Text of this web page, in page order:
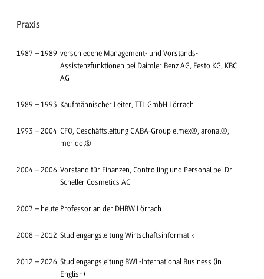
Praxis
1987 – 1989 verschiedene Management- und Vorstands-
Assistenzfunktionen bei Daimler Benz AG, Festo KG, KBC
AG
1989 – 1993 Kaufmännischer Leiter, TTL GmbH Lörrach
1993 – 2004 CFO, Geschäftsleitung GABA-Group elmex®, aronal®,
meridol®
2004 – 2006 Vorstand für Finanzen, Controlling und Personal bei Dr.
Scheller Cosmetics AG
2007 – heute Professor an der DHBW Lörrach
2008 – 2012 Studiengangsleitung Wirtschaftsinformatik
2012 – 2026 Studiengangsleitung BWL-International Business (in
English)